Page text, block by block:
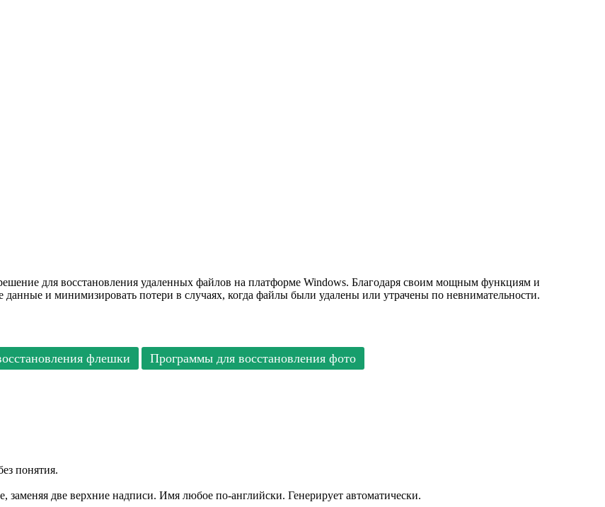
для восстановления удаленных файлов на платформе Windows. Благодаря своим мощным функциям и
и минимизировать потери в случаях, когда файлы были удалены или утрачены по невнимательности.
флешки Программы для восстановления фото
понятия.
заменяя две верхние надписи. Имя любое по-английски. Генерирует автоматически.